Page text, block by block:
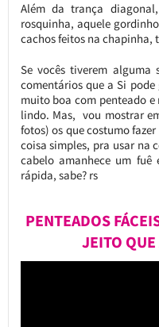
Além da trança
rosquinha, aquele
cachos feitos na chapinha,
Se vocês tiverem alguma
comentários que a Si
muito boa com penteado
lindo. Mas, vou mostrar
fotos) os que costumo
coisa simples, pra usar na
cabelo amanhece um
rápida, sabe? rs
PENTEADOS
JEITO QUE